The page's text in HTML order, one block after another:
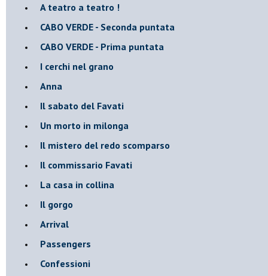
A teatro a teatro !
CABO VERDE - Seconda puntata
CABO VERDE - Prima puntata
I cerchi nel grano
Anna
Il sabato del Favati
Un morto in milonga
Il mistero del redo scomparso
Il commissario Favati
La casa in collina
Il gorgo
Arrival
Passengers
Confessioni